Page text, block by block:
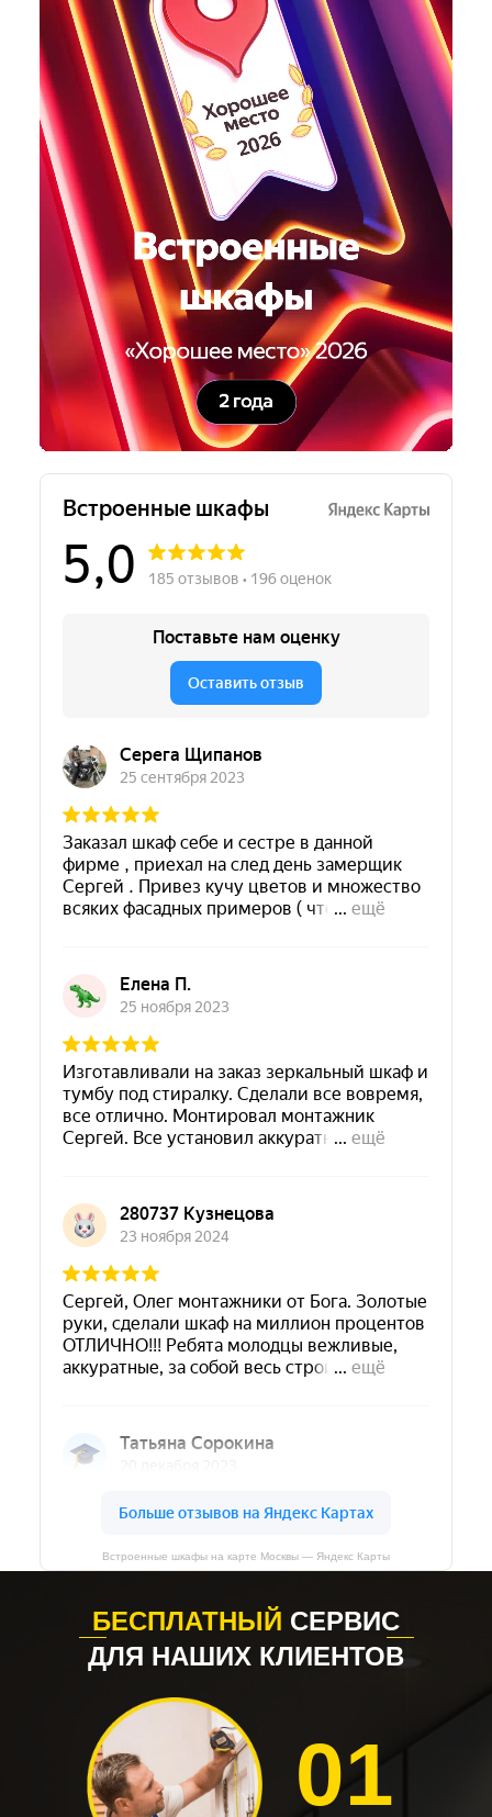
Встроенные шкафы на карте Москвы — Яндекс Карты
01
БЕСПЛАТНЫЙ СЕРВИС
ДЛЯ НАШИХ КЛИЕНТОВ